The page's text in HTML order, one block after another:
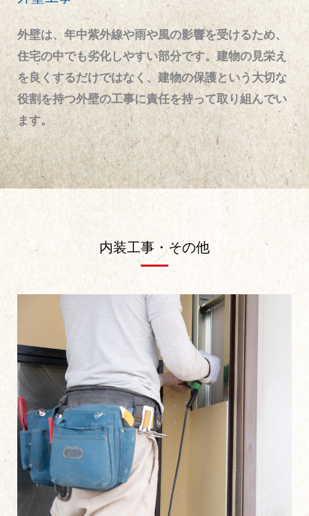
外壁は、年中紫外線や雨や風の影響を受けるため、
住宅の中でも劣化しやすい部分です。建物の見栄え
を良くするだけではなく、建物の保護という大切な
役割を持つ外壁の工事に責任を持って取り組んでい
ます。
内装工事・その他